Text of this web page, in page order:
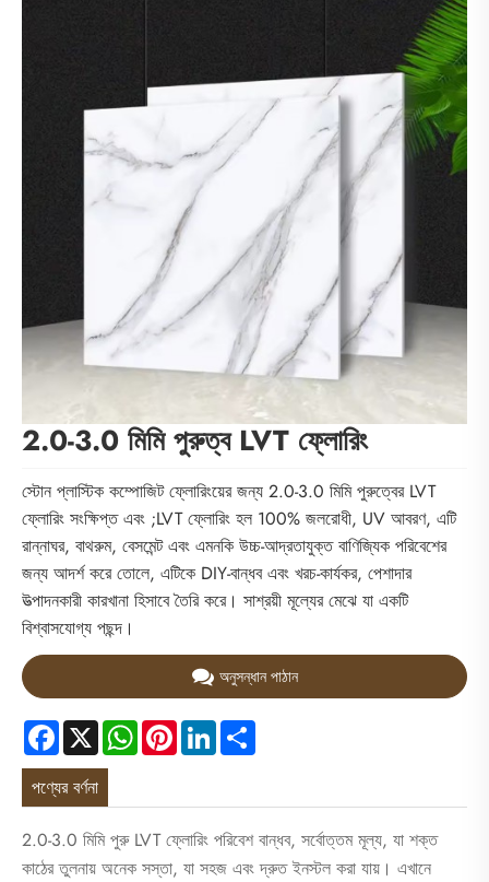
2.0-3.0 মিমি পুরুত্ব LVT ফ্লোরিং
স্টোন প্লাস্টিক কম্পোজিট ফ্লোরিংয়ের জন্য 2.0-3.0 মিমি পুরুত্বের LVT
ফ্লোরিং সংক্ষিপ্ত এবং ;LVT ফ্লোরিং হল 100% জলরোধী, UV আবরণ, এটি
রান্নাঘর, বাথরুম, বেসমেন্ট এবং এমনকি উচ্চ-আদ্রতাযুক্ত বাণিজ্যিক পরিবেশের
জন্য আদর্শ করে তোলে, এটিকে DIY-বান্ধব এবং খরচ-কার্যকর, পেশাদার
উত্পাদনকারী কারখানা হিসাবে তৈরি করে। সাশ্রয়ী মূল্যের মেঝে যা একটি
বিশ্বাসযোগ্য পছন্দ।
অনুসন্ধান পাঠান
Facebook
X WhatsApp
PinterestLinkedIn
পণ্যের বর্ণনা
2.0-3.0 মিমি পুরু LVT ফ্লোরিং পরিবেশ বান্ধব, সর্বোত্তম মূল্য, যা শক্ত
কাঠের তুলনায় অনেক সস্তা, যা সহজ এবং দ্রুত ইনস্টল করা যায়। এখানে